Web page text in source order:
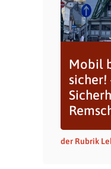
Mobil
sicher!
der Rubrik